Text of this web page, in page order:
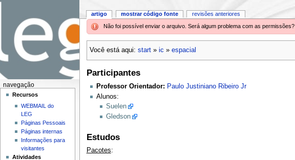
Não foi possível enviar o arquivo. Será algum problema com as permissões?
Você está aqui: start» ic » espacial
Participantes
Professor Orientador: Paulo Justiniano Ribeiro Jr
Alunos:
Suelen
Gledson
Estudos
Pacotes:
artigo mostrar código fonte revisões anteriores
navegação
Recursos
WEBMAIL do
LEG
Páginas Pessoais
Páginas internas
Informações para
visitantes
Atividades